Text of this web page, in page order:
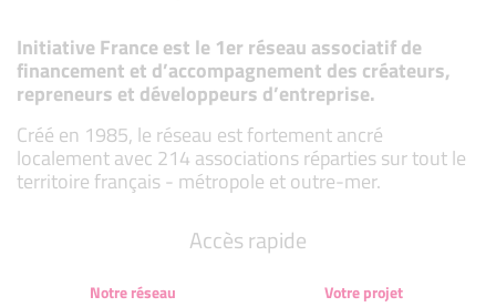
Initiative France est le 1er réseau associatif de
financement et d’accompagnement des créateurs,
repreneurs et développeurs d’entreprise.
Créé en 1985, le réseau est fortement ancré
localement avec 214 associations réparties sur tout le
territoire français - métropole et outre-mer.
Accès rapide
Notre réseau
Votre projet